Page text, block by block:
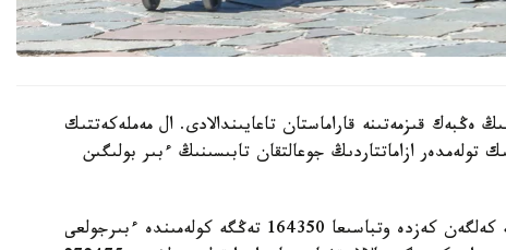
ەڭبەك قىزمەتىنە قاراماستان تاعايىندالادى. ال مەملەكەتتىك
تولەمدەر ازاماتتاردىڭ جوعالتقان تابىسىنىڭ ءبىر بولىگىن
- ءبىرىنشى، ەكىنشى جانە ءۇشىنشى بالا دۇنيەگە كەلگەن كەزدە وتباسىعا 164350 تەڭگە كولەمىندە ءبىرجولعى